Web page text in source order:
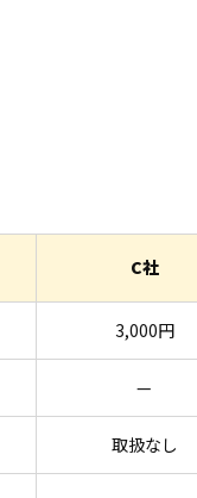
C社
3,000円
—
取扱なし